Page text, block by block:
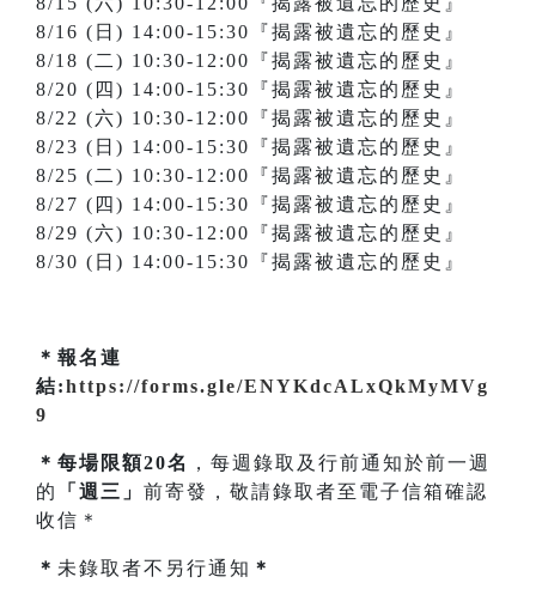
8/16 (日) 14:00-15:30『揭露被遺忘的歷史』
8/18 (二) 10:30-12:00『揭露被遺忘的歷史』
8/20 (四) 14:00-15:30『揭露被遺忘的歷史』
8/22 (六) 10:30-12:00『揭露被遺忘的歷史』
8/23 (日) 14:00-15:30『揭露被遺忘的歷史』
8/25 (二) 10:30-12:00『揭露被遺忘的歷史』
8/27 (四) 14:00-15:30『揭露被遺忘的歷史』
8/29 (六) 10:30-12:00『揭露被遺忘的歷史』
8/30 (日) 14:00-15:30『揭露被遺忘的歷史』
＊報名連
結:https://forms.gle/ENYKdcALxQkMyMVg
9
＊每場限額20名
，每週錄取及行前通知於前一週
的
「週三」 前寄發，敬請錄取者至電子信箱確認
收信＊
＊ 未錄取者不另行通知 ＊